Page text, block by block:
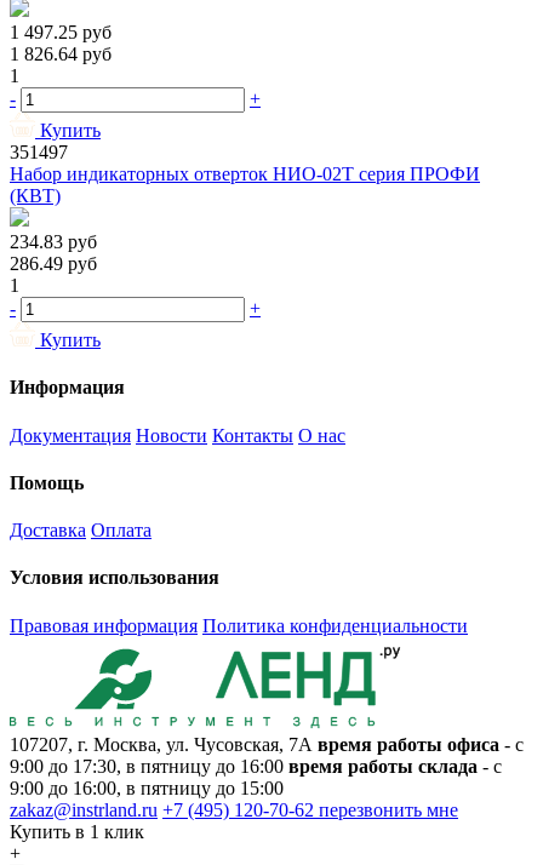
1 497.25 руб
1 826.64 руб
1
-
+
Купить
351497
Набор индикаторных отверток НИО-02Т серия ПРОФИ
(КВТ)
234.83 руб
286.49 руб
1
-
+
Купить
Информация
Документация Новости Контакты О нас
Помощь
Доставка Оплата
Условия использования
Правовая информация Политика конфиденциальности
107207, г. Москва, ул. Чусовская, 7А время работы офиса - с
9:00 до 17:30, в пятницу до 16:00 время работы склада - с
9:00 до 16:00, в пятницу до 15:00
zakaz@instrland.ru +7 (495) 120-70-62 перезвонить мне
Купить в 1 клик
+